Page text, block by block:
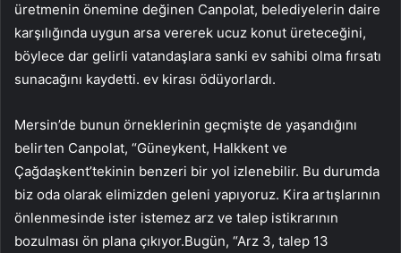
üretmenin önemine değinen Canpolat, belediyelerin daire
karşılığında uygun arsa vererek ucuz konut üreteceğini,
böylece dar gelirli vatandaşlara sanki ev sahibi olma fırsatı
sunacağını kaydetti. ev kirası ödüyorlardı.
Mersin’de bunun örneklerinin geçmişte de yaşandığını
belirten Canpolat, “Güneykent, Halkkent ve
Çağdaşkent’tekinin benzeri bir yol izlenebilir. Bu durumda
biz oda olarak elimizden geleni yapıyoruz. Kira artışlarının
önlenmesinde ister istemez arz ve talep istikrarının
bozulması ön plana çıkıyor.Bugün, “Arz 3, talep 13